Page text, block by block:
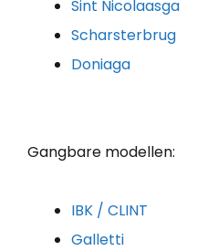
Sint Nicolaasga
Scharsterbrug
Doniaga
Gangbare modellen:
IBK / CLINT
Galletti